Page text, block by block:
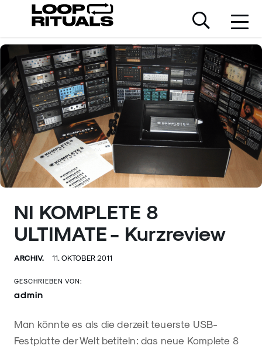
NI KOMPLETE 8
ULTIMATE - Kurzreview
ARCHIV. 11. OKTOBER 2011
GESCHRIEBEN VON:
admin
Man könnte es als die derzeit teuerste USB-
Festplatte der Welt betiteln: das neue Komplete 8